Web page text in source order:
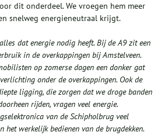
dit onderdeel. We vroegen hem meer
snelweg energieneutraal krijgt.
dat energie nodig heeft. Bij de A9 zit een
in de overkappingen bij Amstelveen.
op zomerse dagen een donker gat
onder de overkappingen. Ook de
ligging, die zorgen dat we droge banden
rijden, vragen veel energie.
van de Schipholbrug veel
het werkelijk bedienen van de brugdekken.